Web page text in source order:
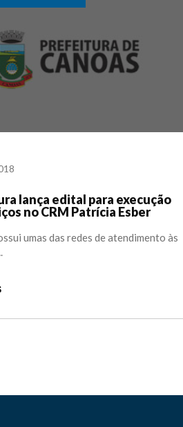
lança edital para execução
no CRM Patrícia Esber
umas das redes de atendimento às